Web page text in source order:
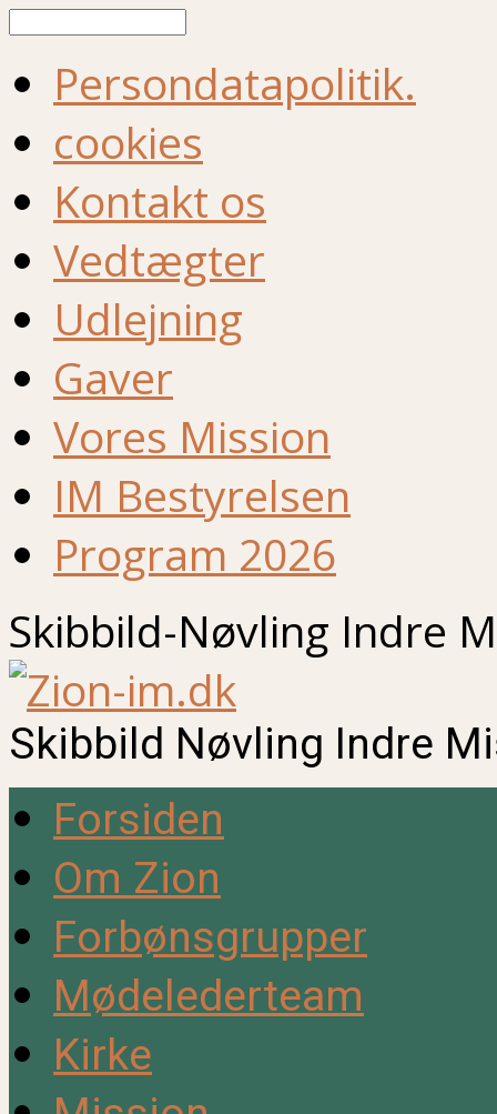
Persondatapolitik.
cookies
Kontakt os
Vedtægter
Udlejning
Gaver
Vores Mission
IM Bestyrelsen
Program 2026
Skibbild-Nøvling Indre
Skibbild Nøvling Indre
Forsiden
Om Zion
Forbønsgrupper
Mødelederteam
Kirke